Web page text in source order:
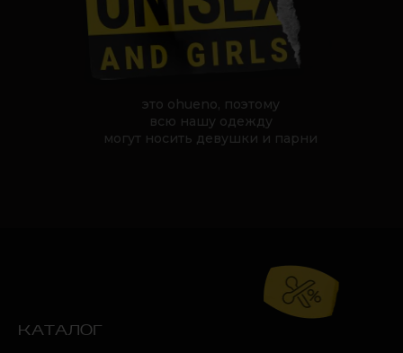
это ohueno, поэтому
всю нашу одежду
могут носить девушки и парни
КАТАЛОГ